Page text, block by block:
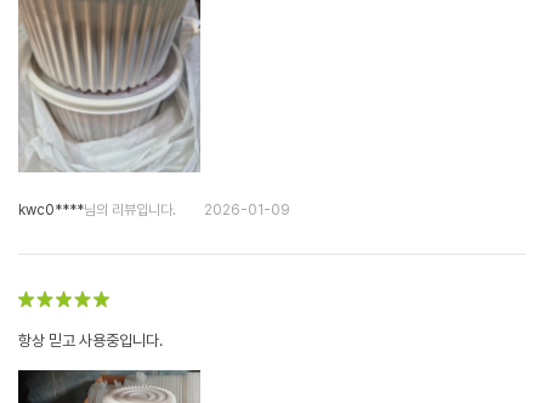
kwc0****님의 리뷰입니다. 2026-01-09
항상 믿고 사용중입니다.